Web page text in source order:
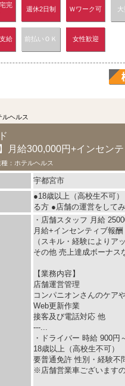
完
週休2日制 Ｗワーク可
給 前払いＯＫ 女性歓迎
ルヘルス
月給300,000円+インセン
： ホテルヘルス
宇都宮市
●18歳以上（高校生不可
る方 ●店舗の運営をして
・店舗スタッフ 月給
月給+インセンティブ報酬
（スキル・経験によりア
その他 売上達成ボーナス
【業務内容】
店舗運営管理
コンパニオンさんのケア
Web更新作業
接客及び電話対応 他
---...
・ドライバー 時給 900円
18歳以上（高校生不可）
要普通免許 性別・経験不
※店舗営業車ございます